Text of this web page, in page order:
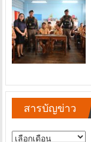
สารบัญข่าว
สารบัญ